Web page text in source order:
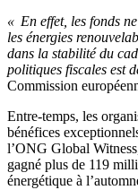
« En effet, les fonds
les énergies
dans la stabilité du
politiques fiscales est
Commission
Entre-temps, les
bénéfices
l’ONG Global
gagné plus de 119
énergétique à